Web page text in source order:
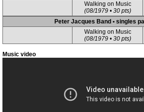
Walking on Music
(08/1979 • 30 pts)
Peter Jacques Band • singles
Walking on Music
(08/1979 • 30 pts)
Music video